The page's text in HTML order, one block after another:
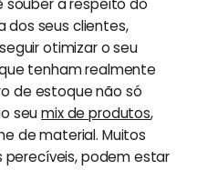
souber a respeito do
seus clientes,
otimizar o seu
tenham realmente
de estoque não só
seumix de produtos,
de material. Muitos
podem estar